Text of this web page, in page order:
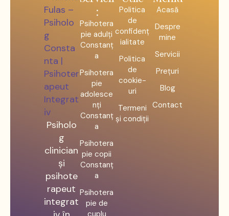
Psiholo
g
clinician
și
psihote
rapeut
integrat
:
Psihotera
pie adulți
Constanț
a
Psihotera
pie
adolesce
nți
Constanț
a
Psihotera
pie copii
Constanț
a
Psihotera
pie de
cuplu
Politica
de
confidenț
ialitate
Politica
de
cookie-
uri
Termeni
și condiții
Acasă
Despre
mine
Servicii
Prețuri
Blog
Contact